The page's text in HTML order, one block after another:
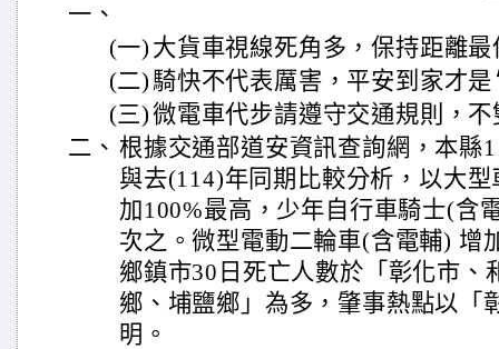
一、
(一) 大貨車視線死角多，保持距離最
(二) 騎快不代表厲害，平安到家才
(三)微電車代步請遵守交通規則，
二、 根據交通部道安資訊查詢網，本縣
與去(114)年同期比較分析，以大
加100%最高，少年自行車騎士(含
次之。微型電動二輪車(含電輔) 增
鄉鎮市30日死亡人數於「彰化市、
鄉、埔鹽鄉」為多，肇事熱點以「
明。